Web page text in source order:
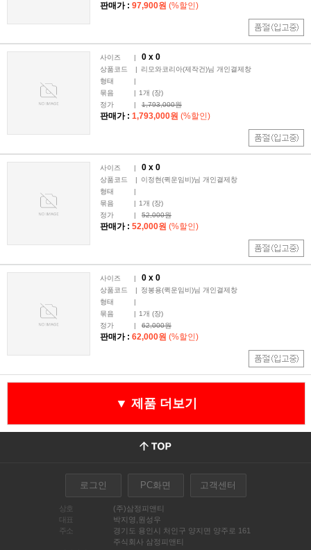
판매가 : 97,900원 (%할인)
사이즈 0 x 0
상품코드
리모와코리아(제작건)님 개인결제창
형태
묶음
1개 (장)
정가
1,793,000원
판매가 : 1,793,000원 (%할인)
사이즈 0 x 0
상품코드
이정현(퀵운임비)님 개인결제창
형태
묶음
1개 (장)
정가
52,000원
판매가 : 52,000원 (%할인)
사이즈 0 x 0
상품코드
정봉용(퀵운임비)님 개인결제창
형태
묶음
1개 (장)
정가
62,000원
판매가 : 62,000원 (%할인)
▼ 제품 더보기
로그인 PC화면 고객센터
상호
(주)삼정피앤티
대표
박지영,원성우
주소
경기도 용인시 처인구 양지면 양주로 161
주식회사 삼정피앤티